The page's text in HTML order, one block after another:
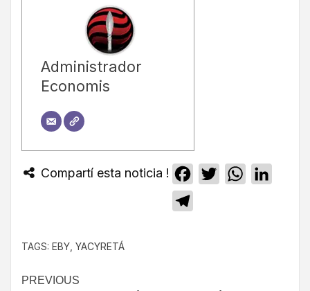
Administrador
Economis
Compartí esta noticia ! Facebook
TwitterWhatsApp
TAGS: EBY YACYRETÁ
PREVIOUS